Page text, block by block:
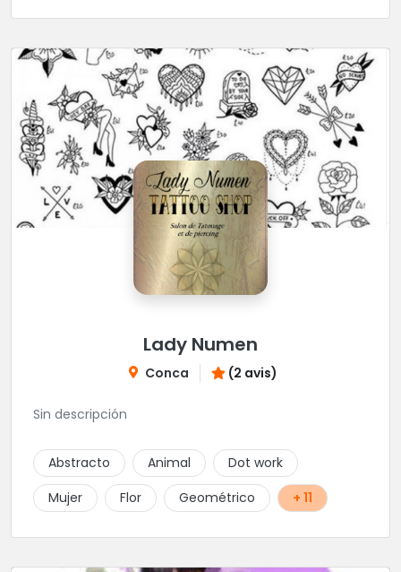
Lady Numen
Conca (2 avis)
Sin descripción
Abstracto Animal
Dot work
Mujer
Flor Geométrico + 11